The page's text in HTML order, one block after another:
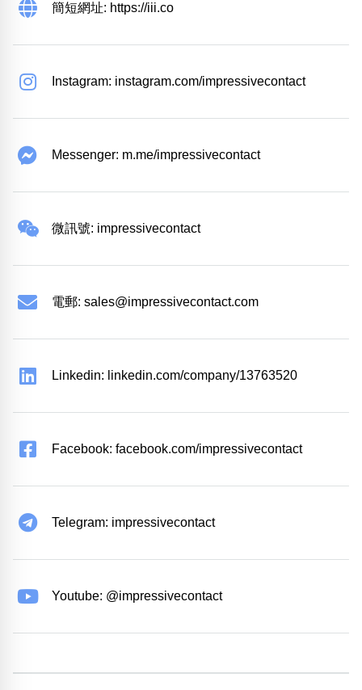
簡短網址: https://iii.co
Instagram: instagram.com/impressivecontact
Messenger: m.me/impressivecontact
微訊號: impressivecontact
電郵: sales@impressivecontact.com
Linkedin: linkedin.com/company/13763520
Facebook: facebook.com/impressivecontact
Telegram: impressivecontact
Youtube: @impressivecontact